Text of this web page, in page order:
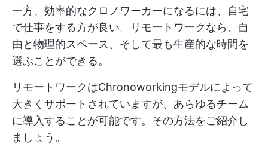
一方、効率的なクロノワーカーになるには、自宅
で仕事をする方が良い。リモートワークなら、自
由と物理的スペース、そして最も生産的な時間を
選ぶことができる。
リモートワークはChronoworkingモデルによって
大きくサポートされていますが、あらゆるチーム
に導入することが可能です。その方法をご紹介し
ましょう。